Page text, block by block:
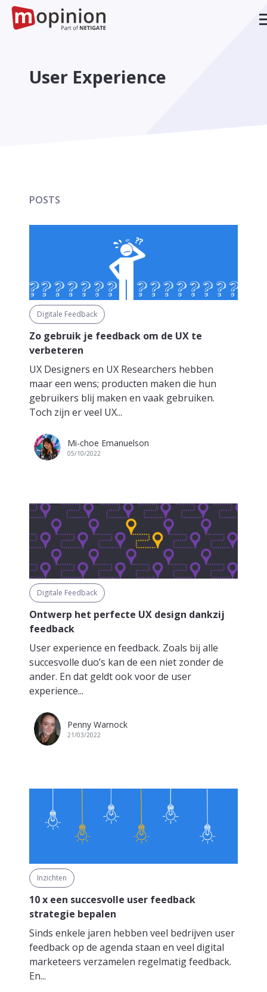
User Experience
POSTS
Digitale Feedback
Zo gebruik je feedback om de UX te
verbeteren
UX Designers en UX Researchers hebben
maar een wens; producten maken die hun
gebruikers blij maken en vaak gebruiken.
Toch zijn er veel UX...
Mi-choe Emanuelson
05/10/2022
Digitale Feedback
Ontwerp het perfecte UX design dankzij
feedback
User experience en feedback. Zoals bij alle
succesvolle duo’s kan de een niet zonder de
ander. En dat geldt ook voor de user
experience...
Penny Warnock
21/03/2022
Inzichten
10 x een succesvolle user feedback
strategie bepalen
Sinds enkele jaren hebben veel bedrijven user
feedback op de agenda staan en veel digital
marketeers verzamelen regelmatig feedback.
En...